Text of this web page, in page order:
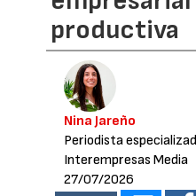
productiva
Nina Jareño
Periodista
Interempresas Media
27/07/2026